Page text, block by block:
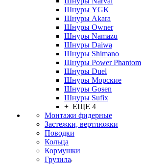
Шнуры YGK
Шнуры Akara
Шнуры Owner
Шнуры Namazu
Шнуры Daiwa
Шнуры Shimano
Шнуры Power Phantom
Шнуры Duel
Шнуры Морские
Шнуры Gosen
Шнуры Sufix
+ ЕЩЕ 4
Монтажи фидерные
Застежки, вертлюжки
Поводки
Кольца
Кормушки
Грузила